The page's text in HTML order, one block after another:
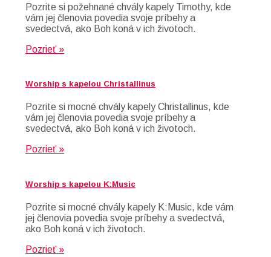
Pozrite si požehnané chvály kapely Timothy, kde
vám jej členovia povedia svoje príbehy a
svedectvá, ako Boh koná v ich životoch.
Pozrieť »
Worship s kapelou Christallinus
Pozrite si mocné chvály kapely Christallinus, kde
vám jej členovia povedia svoje príbehy a
svedectvá, ako Boh koná v ich životoch.
Pozrieť »
Worship s kapelou K:Music
Pozrite si mocné chvály kapely K:Music, kde vám
jej členovia povedia svoje príbehy a svedectvá,
ako Boh koná v ich životoch.
Pozrieť »